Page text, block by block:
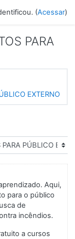
(Acessar)
PARA
EXTERNO
Aqui,
para o público
de
incêndios.
a cursos